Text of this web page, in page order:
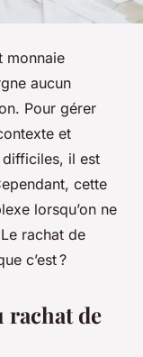
monnaie
aucun
Pour gérer
et
il est
cette
lorsqu’on ne
rachat de
c’est ?
rachat de